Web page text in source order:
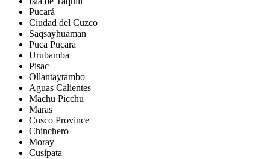
Pucará
Ciudad del Cuzco
Saqsayhuaman
Puca Pucara
Urubamba
Pisac
Ollantaytambo
Aguas Calientes
Machu Picchu
Maras
Cusco Province
Chinchero
Moray
Cusipata